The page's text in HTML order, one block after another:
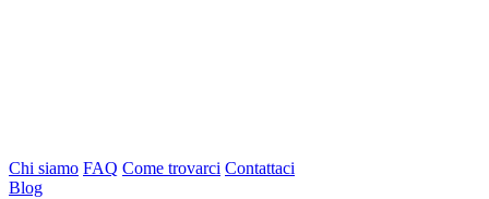
Chi siamo FAQ Come trovarci Contattaci
Blog